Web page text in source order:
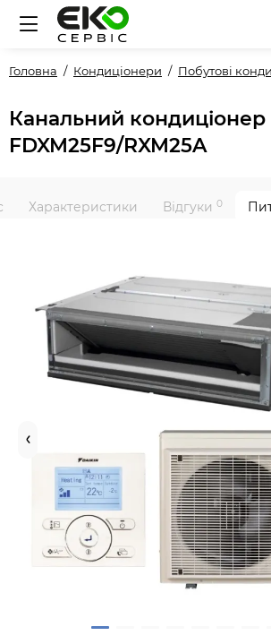
Головна Кондиціонери Побутові
Канальний
FDXM25F9/RXM25A
Характеристики Відгуки 0